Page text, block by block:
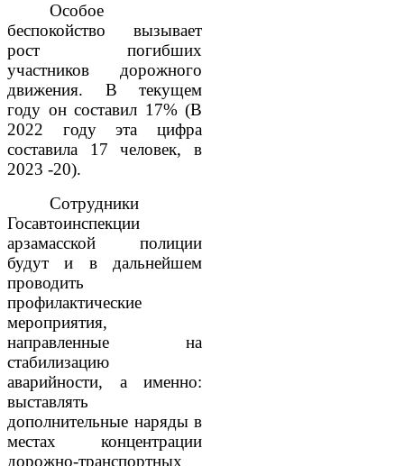
Особое
беспокойство вызывает
рост погибших
участников дорожного
движения. В текущем
году он составил 17% (В
2022 году эта цифра
составила 17 человек, в
2023 -20).
Сотрудники
Госавтоинспекции
арзамасской полиции
будут и в дальнейшем
проводить
профилактические
мероприятия,
направленные на
стабилизацию
аварийности, а именно:
выставлять
дополнительные наряды в
местах концентрации
дорожно-транспортных